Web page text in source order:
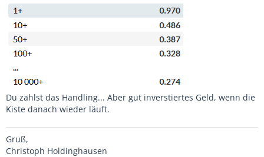
Du zahlst das Handling... Aber gut inverstiertes Geld, wenn die
Kiste danach wieder läuft.
Gruß,
Christoph Holdinghausen